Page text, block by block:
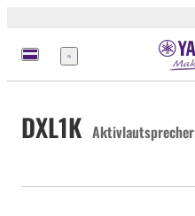
Menü
DXL1K Aktivlautsprecher